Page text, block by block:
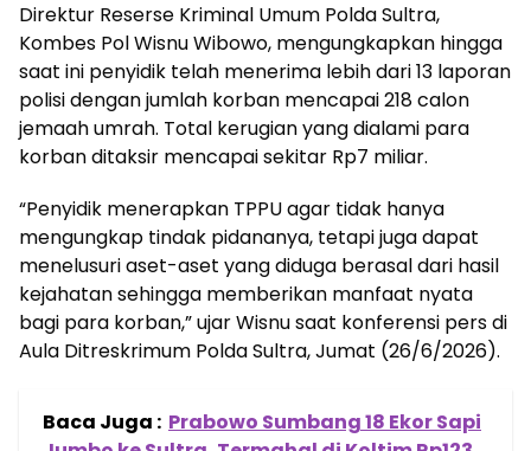
Direktur Reserse Kriminal Umum Polda Sultra,
Kombes Pol Wisnu Wibowo, mengungkapkan hingga
saat ini penyidik telah menerima lebih dari 13 laporan
polisi dengan jumlah korban mencapai 218 calon
jemaah umrah. Total kerugian yang dialami para
korban ditaksir mencapai sekitar Rp7 miliar.
“Penyidik menerapkan TPPU agar tidak hanya
mengungkap tindak pidananya, tetapi juga dapat
menelusuri aset-aset yang diduga berasal dari hasil
kejahatan sehingga memberikan manfaat nyata
bagi para korban,” ujar Wisnu saat konferensi pers di
Aula Ditreskrimum Polda Sultra, Jumat (26/6/2026).
Baca Juga : Prabowo Sumbang 18 Ekor Sapi